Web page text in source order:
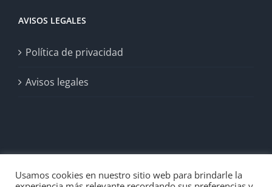
AVISOS LEGALES
Política de privacidad
Avisos legales
Usamos cookies en nuestro sitio web para brindarle la